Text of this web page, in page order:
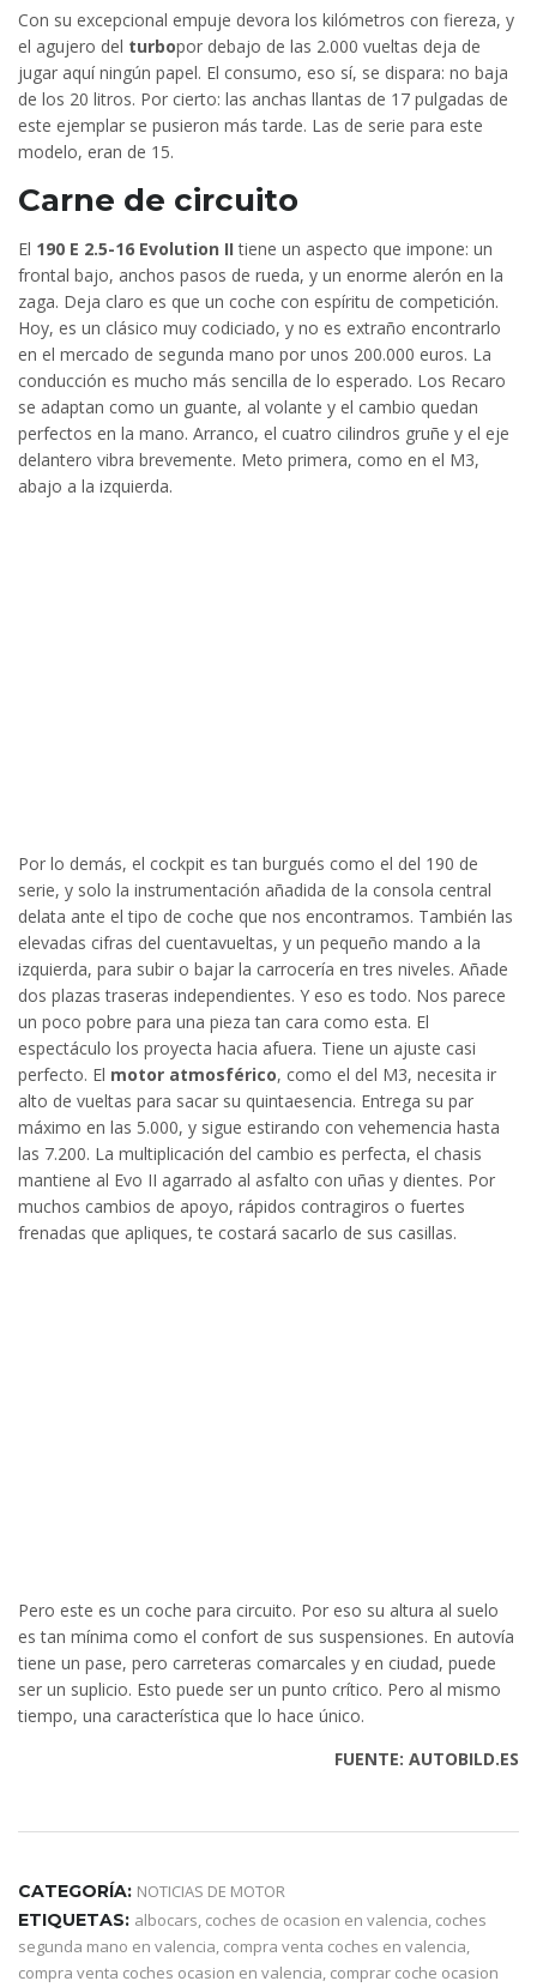
Con su excepcional empuje devora los kilómetros con fiereza, y
el agujero del turbopor debajo de las 2.000 vueltas deja de
jugar aquí ningún papel. El consumo, eso sí, se dispara: no baja
de los 20 litros. Por cierto: las anchas llantas de 17 pulgadas de
este ejemplar se pusieron más tarde. Las de serie para este
modelo, eran de 15.
Carne de circuito
El 190 E 2.5-16 Evolution IItiene un aspecto que impone: un
frontal bajo, anchos pasos de rueda, y un enorme alerón en la
zaga. Deja claro es que un coche con espíritu de competición.
Hoy, es un clásico muy codiciado, y no es extraño encontrarlo
en el mercado de segunda mano por unos 200.000 euros. La
conducción es mucho más sencilla de lo esperado. Los Recaro
se adaptan como un guante, al volante y el cambio quedan
perfectos en la mano. Arranco, el cuatro cilindros gruñe y el eje
delantero vibra brevemente. Meto primera, como en el M3,
abajo a la izquierda.
Por lo demás, el cockpit es tan burgués como el del 190 de
serie, y solo la instrumentación añadida de la consola central
delata ante el tipo de coche que nos encontramos. También las
elevadas cifras del cuentavueltas, y un pequeño mando a la
izquierda, para subir o bajar la carrocería en tres niveles. Añade
dos plazas traseras independientes. Y eso es todo. Nos parece
un poco pobre para una pieza tan cara como esta. El
espectáculo los proyecta hacia afuera. Tiene un ajuste casi
perfecto. El motor atmosférico, como el del M3, necesita ir
alto de vueltas para sacar su quintaesencia. Entrega su par
máximo en las 5.000, y sigue estirando con vehemencia hasta
las 7.200. La multiplicación del cambio es perfecta, el chasis
mantiene al Evo II agarrado al asfalto con uñas y dientes. Por
muchos cambios de apoyo, rápidos contragiros o fuertes
frenadas que apliques, te costará sacarlo de sus casillas.
Pero este es un coche para circuito. Por eso su altura al suelo
es tan mínima como el confort de sus suspensiones. En autovía
tiene un pase, pero carreteras comarcales y en ciudad, puede
ser un suplicio. Esto puede ser un punto crítico. Pero al mismo
tiempo, una característica que lo hace único.
FUENTE: AUTOBILD.ES
CATEGORÍA: NOTICIAS DE MOTOR
ETIQUETAS: albocars coches de ocasion en valencia coches
segunda mano en valencia compra venta coches en valencia
compra venta coches ocasion en valencia comprar coche ocasion